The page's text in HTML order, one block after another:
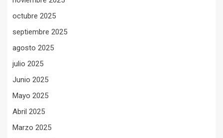
octubre 2025
septiembre 2025
agosto 2025
julio 2025
Junio 2025
Mayo 2025
Abril 2025
Marzo 2025